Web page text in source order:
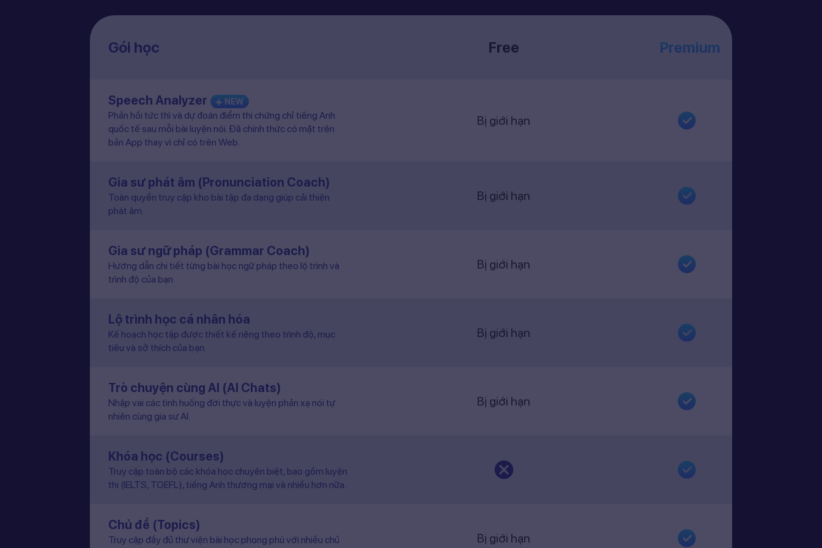
Gói học Free Premium
Speech Analyzer NEW
Phản hồi tức thì và dự đoán điểm thi chứng chỉ tiếng Anh
quốc tế sau mỗi bài luyện nói. Đã chính thức có mặt trên
bản App thay vì chỉ có trên Web.
Bị giới hạn
Gia sư phát âm (Pronunciation Coach)
Toàn quyền truy cập kho bài tập đa dạng giúp cải thiện
phát âm.
Bị giới hạn
Gia sư ngữ pháp (Grammar Coach)
Hướng dẫn chi tiết từng bài học ngữ pháp theo lộ trình và
trình độ của bạn
Bị giới hạn
Lộ trình học cá nhân hóa
Kế hoạch học tập được thiết kế riêng theo trình độ, mục
tiêu và sở thích của bạn.
Bị giới hạn
Trò chuyện cùng AI (AI Chats)
Nhập vai các tình huống đời thực và luyện phản xạ nói tự
nhiên cùng gia sư AI.
Bị giới hạn
Khóa học (Courses)
Truy cập toàn bộ các khóa học chuyên biệt, bao gồm luyện
thi (IELTS, TOEFL), tiếng Anh thương mại và nhiều hơn nữa.
Chủ đề (Topics)
Truy cập đầy đủ thư viện bài học phong phú với nhiều chủ
Bị giới hạn